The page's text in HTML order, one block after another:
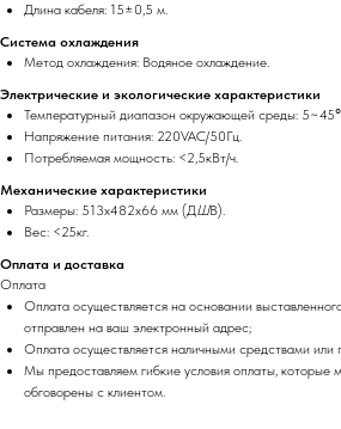
Длина кабеля: 15±0,5 м.
Система охлаждения
Метод охлаждения: Водяное охлаждение.
Электрические и экологические характеристики
Температурный диапазон окружающей среды:
Напряжение питания: 220VAC/50Гц.
Потребляемая мощность: <2,5кВт/ч.
Механические характеристики
Размеры: 513x482x66 мм (ДШВ).
Вес: <25кг.
Оплата и доставка
Оплата
Оплата осуществляется на основании
отправлен на ваш электронный адрес;
Оплата осуществляется наличными средствами или
Мы предоставляем гибкие условия оплаты, которые
обговорены с клиентом.